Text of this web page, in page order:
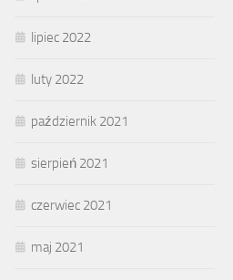
lipiec 2022
luty 2022
październik 2021
sierpień 2021
czerwiec 2021
maj 2021